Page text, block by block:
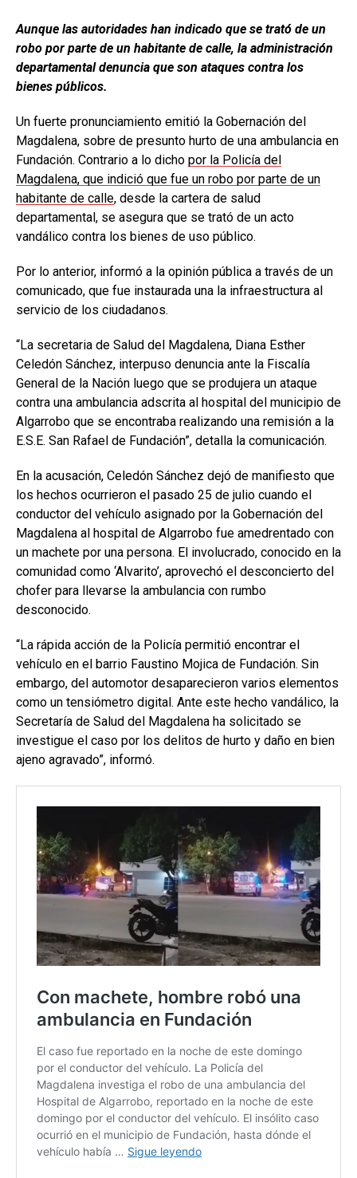
Aunque las autoridades han indicado que se trató de un
robo por parte de un habitante de calle, la administración
departamental denuncia que son ataques contra los
bienes públicos.
Un fuerte pronunciamiento emitió la Gobernación del
Magdalena, sobre de presunto hurto de una ambulancia en
Fundación. Contrario a lo dicho por la Policía del
Magdalena, que indició que fue un robo por parte de un
habitante de calle, desde la cartera de salud
departamental, se asegura que se trató de un acto
vandálico contra los bienes de uso público.
Por lo anterior, informó a la opinión pública a través de un
comunicado, que fue instaurada una la infraestructura al
servicio de los ciudadanos.
“La secretaria de Salud del Magdalena, Diana Esther
Celedón Sánchez, interpuso denuncia ante la Fiscalía
General de la Nación luego que se produjera un ataque
contra una ambulancia adscrita al hospital del municipio de
Algarrobo que se encontraba realizando una remisión a la
E.S.E. San Rafael de Fundación”, detalla la comunicación.
En la acusación, Celedón Sánchez dejó de manifiesto que
los hechos ocurrieron el pasado 25 de julio cuando el
conductor del vehículo asignado por la Gobernación del
Magdalena al hospital de Algarrobo fue amedrentado con
un machete por una persona. El involucrado, conocido en la
comunidad como ‘Alvarito’, aprovechó el desconcierto del
chofer para llevarse la ambulancia con rumbo
desconocido.
“La rápida acción de la Policía permitió encontrar el
vehículo en el barrio Faustino Mojica de Fundación. Sin
embargo, del automotor desaparecieron varios elementos
como un tensiómetro digital. Ante este hecho vandálico, la
Secretaría de Salud del Magdalena ha solicitado se
investigue el caso por los delitos de hurto y daño en bien
ajeno agravado”, informó.